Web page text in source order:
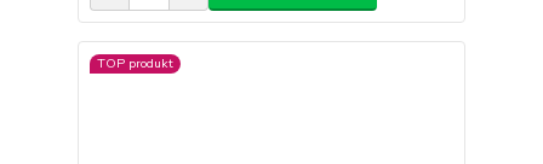
TOP produkt